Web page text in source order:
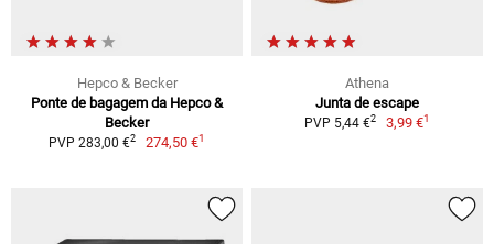
Hepco & Becker
Ponte de bagagem da Hepco &
Becker
PVP 283,00 €2 274,50 €1
Athena
Junta de escape
PVP 5,44 €2 3,99 €1